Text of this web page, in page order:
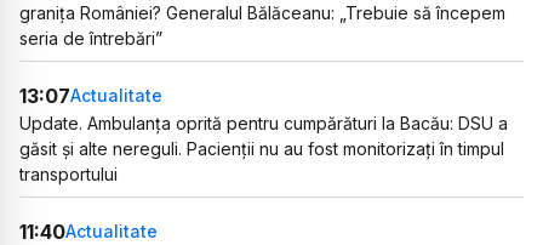
granița României? Generalul Bălăceanu: „Trebuie să începem
seria de întrebări”
13:07Actualitate
Update. Ambulanța oprită pentru cumpărături la Bacău: DSU a
găsit și alte nereguli. Pacienții nu au fost monitorizați în timpul
transportului
11:40Actualitate